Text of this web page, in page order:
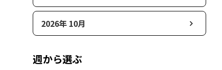
2026年 10月
週から選ぶ